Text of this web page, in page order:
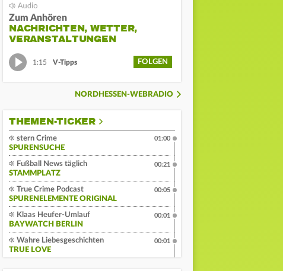
Zum Anhören
NACHRICHTEN, WETTER,
VERANSTALTUNGEN
1:15 V-Tipps FOLGEN
NORDHESSEN-WEBRADIO
THEMEN-TICKER
stern Crime
SPURENSUCHE
01:00
Fußball News täglich
STAMMPLATZ
00:21
True Crime Podcast
SPURENELEMENTE ORIGINAL
00:05
Klaas Heufer-Umlauf
BAYWATCH BERLIN
00:01
Wahre Liebesgeschichten
TRUE LOVE
00:01